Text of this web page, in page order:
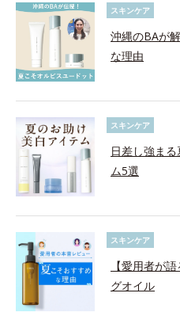
スキンケア
沖縄のBAが
な理由
スキンケア
日差し強ま
ム5選
スキンケア
【愛用者が
グオイル